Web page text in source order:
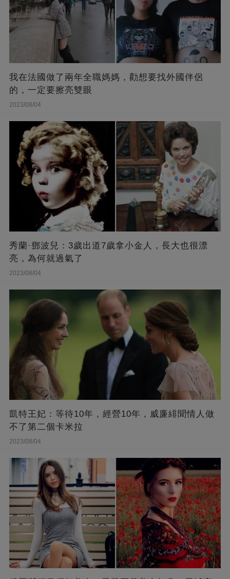
我在法國做了兩年全職媽媽，勸想要找外國伴侶
的，一定要擦亮雙眼
2023/08/04
秀蘭·鄧波兒：3歲出道7歲拿小金人，長大也很漂
亮，為何就過氣了
2023/08/04
凱特王妃：等待10年，經營10年，威廉緋聞情人做
不了第二個卡米拉
2023/08/04